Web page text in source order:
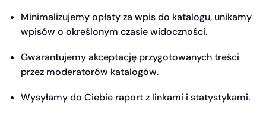
Minimalizujemy opłaty za wpis do katalogu, unikamy
wpisów o określonym czasie widoczności.
Gwarantujemy akceptację przygotowanych treści
przez moderatorów katalogów.
Wysyłamy do Ciebie raport z linkami i statystykami.